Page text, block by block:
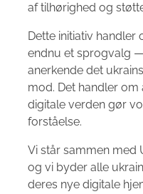
af tilhørighed og
Dette initiativ handler
endnu et sprogvalg
anerkende det
mod. Det handler om
digitale verden gør
forståelse.
Vi står sammen med
og vi byder alle
deres nye digitale